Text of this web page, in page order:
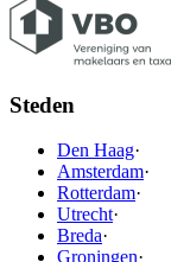
Steden
Den Haag·
Amsterdam·
Rotterdam·
Utrecht·
Breda·
Groningen·